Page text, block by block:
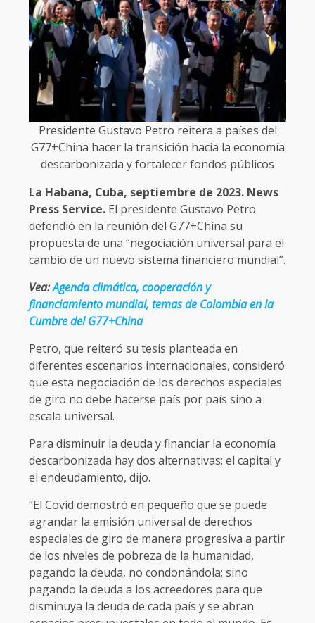
Presidente Gustavo Petro reitera a países del
G77+China hacer la transición hacia la economía
descarbonizada y fortalecer fondos públicos
La Habana, Cuba, septiembre de 2023. News
Press Service. El presidente Gustavo Petro
defendió en la reunión del G77+China su
propuesta de una “negociación universal para el
cambio de un nuevo sistema financiero mundial”.
Vea:Agenda climática, cooperación y
financiamiento mundial, temas de Colombia en la
Cumbre del G77+China​
Petro, que reiteró su tesis planteada en
diferentes escenarios internacionales, consideró
que esta negociación de los derechos especiales
de giro no debe hacerse país por país sino a
escala universal.
Para disminuir la deuda y financiar la economía
descarbonizada hay dos alternativas: el capital y
el endeudamiento, dijo.
“El Covid demostró en pequeño que se puede
agrandar la emisión universal de derechos
especiales de giro de manera progresiva a partir
de los niveles de pobreza de la humanidad,
pagando la deuda, no condonándola; sino
pagando la deuda a los acreedores para que
disminuya la deuda de cada país y se abran